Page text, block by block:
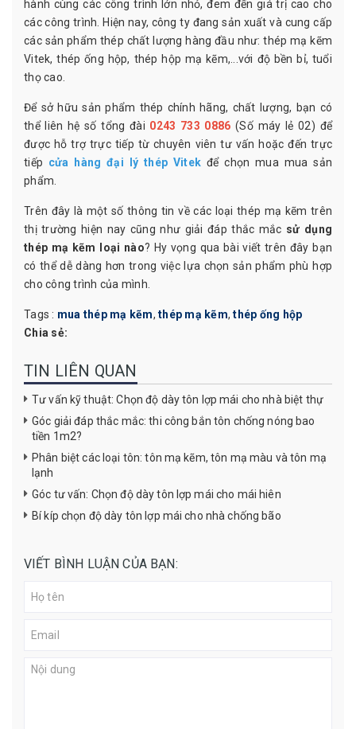
hành cùng các công trình lớn nhỏ, đem đến giá trị cao cho
các công trình. Hiện nay, công ty đang sản xuất và cung cấp
các sản phẩm thép chất lượng hàng đầu như: thép mạ kẽm
Vitek, thép ống hộp, thép hộp mạ kẽm,...với độ bền bỉ, tuổi
thọ cao.
Để sở hữu sản phẩm thép chính hãng, chất lượng, bạn có
thể liên hệ số tổng đài 0243 733 0886 (Số máy lẻ 02) để
được hỗ trợ trực tiếp từ chuyên viên tư vấn hoặc đến trực
tiếp cửa hàng đại lý thép Vitek để chọn mua mua sản
phẩm.
Trên đây là một số thông tin về các loại thép mạ kẽm trên
thị trường hiện nay cũng như giải đáp thắc mắc sử dụng
thép mạ kẽm loại nào? Hy vọng qua bài viết trên đây bạn
có thể dễ dàng hơn trong việc lựa chọn sản phẩm phù hợp
cho công trình của mình.
Tags : mua thép mạ kẽm, thép mạ kẽm,thép ống hộp
Chia sẻ:
TIN LIÊN QUAN
Tư vấn kỹ thuật: Chọn độ dày tôn lợp mái cho nhà biệt thự
Góc giải đáp thắc mắc: thi công bắn tôn chống nóng bao
tiền 1m2?
Phân biệt các loại tôn: tôn mạ kẽm, tôn mạ màu và tôn mạ
lạnh
Góc tư vấn: Chọn độ dày tôn lợp mái cho mái hiên
Bí kíp chọn độ dày tôn lợp mái cho nhà chống bão
VIẾT BÌNH LUẬN CỦA BẠN: